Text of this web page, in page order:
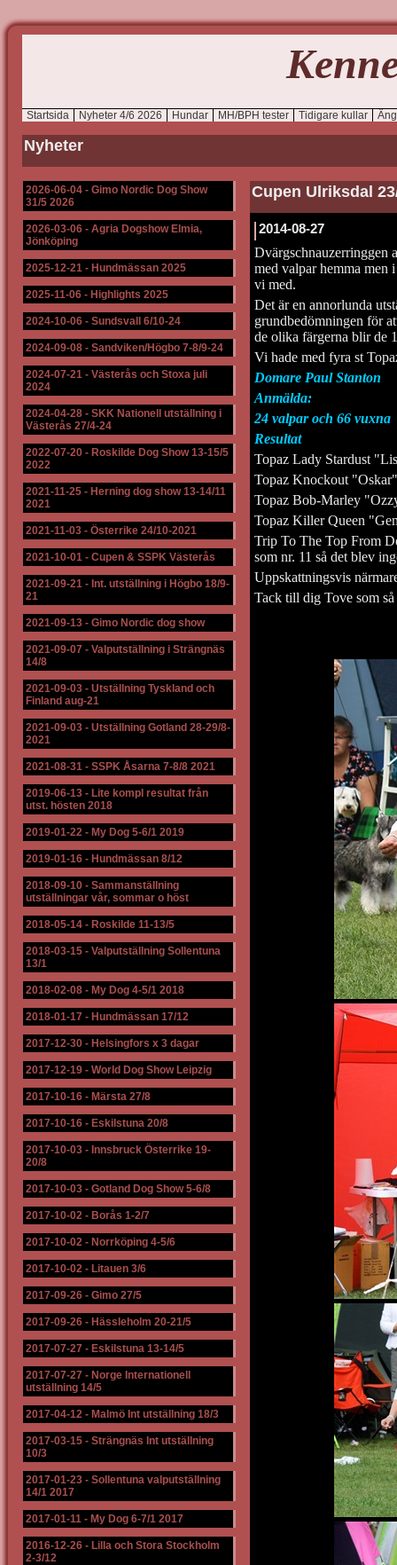
Startsida Nyheter 4/6 2026 Hundar MH/BPH tester Tidigare kullar
Nyheter
2026-06-04 - Gimo Nordic Dog Show
31/5 2026
2026-03-06 - Agria Dogshow Elmia,
Jönköping
2025-12-21 - Hundmässan 2025
2025-11-06 - Highlights 2025
2024-10-06 - Sundsvall 6/10-24
2024-09-08 - Sandviken/Högbo 7-8/9-24
2024-07-21 - Västerås och Stoxa juli
2024
2024-04-28 - SKK Nationell utställning i
Västerås 27/4-24
2022-07-20 - Roskilde Dog Show 13-15/5
2022
2021-11-25 - Herning dog show 13-14/11
2021
2021-11-03 - Österrike 24/10-2021
2021-10-01 - Cupen & SSPK Västerås
2021-09-21 - Int. utställning i Högbo 18/9-
21
2021-09-13 - Gimo Nordic dog show
2021-09-07 - Valputställning i Strängnäs
14/8
2021-09-03 - Utställning Tyskland och
Finland aug-21
2021-09-03 - Utställning Gotland 28-29/8-
2021
2021-08-31 - SSPK Åsarna 7-8/8 2021
2019-06-13 - Lite kompl resultat från
utst. hösten 2018
2019-01-22 - My Dog 5-6/1 2019
2019-01-16 - Hundmässan 8/12
2018-09-10 - Sammanställning
utställningar vår, sommar o höst
2018-05-14 - Roskilde 11-13/5
2018-03-15 - Valputställning Sollentuna
13/1
2018-02-08 - My Dog 4-5/1 2018
2018-01-17 - Hundmässan 17/12
2017-12-30 - Helsingfors x 3 dagar
2017-12-19 - World Dog Show Leipzig
2017-10-16 - Märsta 27/8
2017-10-16 - Eskilstuna 20/8
2017-10-03 - Innsbruck Österrike 19-
20/8
2017-10-03 - Gotland Dog Show 5-6/8
2017-10-02 - Borås 1-2/7
2017-10-02 - Norrköping 4-5/6
2017-10-02 - Litauen 3/6
2017-09-26 - Gimo 27/5
2017-09-26 - Hässleholm 20-21/5
2017-07-27 - Eskilstuna 13-14/5
2017-07-27 - Norge Internationell
utställning 14/5
2017-04-12 - Malmö Int utställning 18/3
2017-03-15 - Strängnäs Int utställning
10/3
2017-01-23 - Sollentuna valputställning
14/1 2017
2017-01-11 - My Dog 6-7/1 2017
2016-12-26 - Lilla och Stora Stockholm
2-3/12
Cupen Ulriksdal
2014-08-27
Dvärgschnauzerringgen
med valpar hemma men
vi med.
Det är en annorlunda
grundbedömningen för
de olika färgerna blir de
Vi hade med fyra st
Domare Paul Stanton
Anmälda:
24 valpar och 66 vuxna
Resultat
Topaz Lady Stardust
Topaz Knockout
Topaz Bob-Marley
Topaz Killer Queen
Trip To The Top From
som nr. 11 så det blev
Uppskattningsvis
Tack till dig Tove som